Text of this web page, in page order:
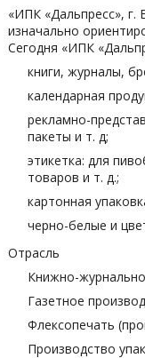
«ИПК «Дальпресс», г.
изначально
Сегодня «ИПК
книги, журналы,
календарная
рекламно-
пакеты и т. д;
этикетка: для
товаров и т. д.;
картонная
черно-белые и
Отрасль
Книжно-
Газетное
Флексопечать
Производство